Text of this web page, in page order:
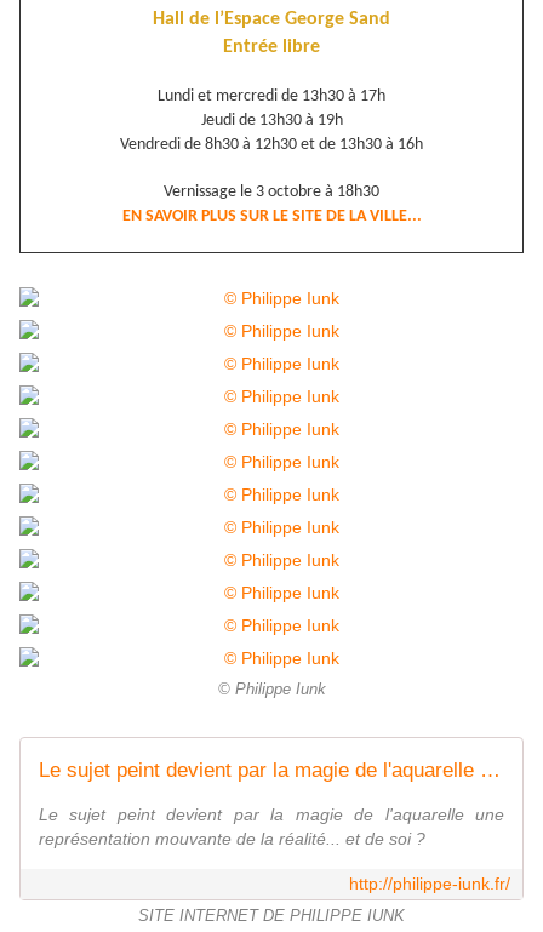
Hall de l’Espace George Sand
Entrée libre
Lundi et mercredi de 13h30 à 17h
Jeudi de 13h30 à 19h
Vendredi de 8h30 à 12h30 et de 13h30 à 16h
Vernissage le 3 octobre à 18h30
EN SAVOIR PLUS SUR LE SITE DE LA VILLE...
© Philippe Iunk
Le sujet peint devient par la magie de l'aquarelle une représentation mouvante de la réalité... et de soi ?
Le sujet peint devient par la magie de l'aquarelle une
représentation mouvante de la réalité... et de soi ?
http://philippe-iunk.fr/
SITE INTERNET DE PHILIPPE IUNK